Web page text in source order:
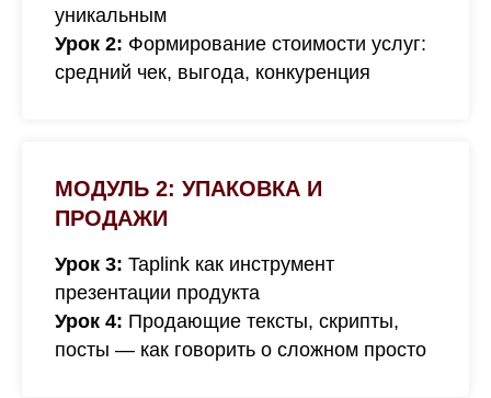
уникальным
Урок 2: Формирование стоимости услуг:
средний чек, выгода, конкуренция
МОДУЛЬ 2: УПАКОВКА И
ПРОДАЖИ
Урок 3: Taplink как инструмент
презентации продукта
Урок 4: Продающие тексты, скрипты,
посты — как говорить о сложном просто